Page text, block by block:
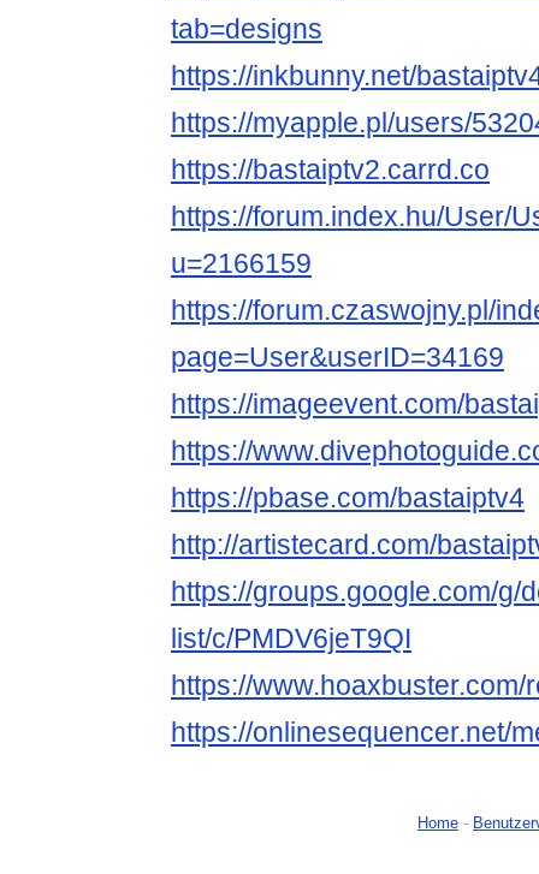
tab=designs
https://inkbunny.net/
https://myapple.pl/users/
https://bastaiptv2.carrd.co
https://forum.index.hu/User/
u=2166159
https://forum.czaswojny.pl/
page=User&userID=34169
https://imageevent.com/
https://
https://pbase.com/bastaiptv4
http://artistecard.com/
https://groups.google.com/g/
list/c/PMDV6jeT9QI
https://
https://onlinesequencer.net/
Home -